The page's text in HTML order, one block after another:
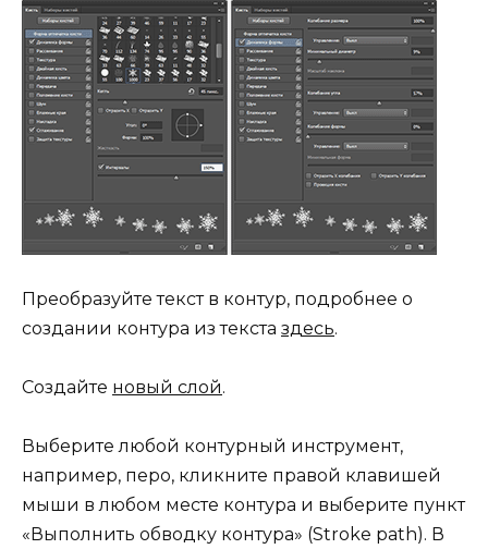
Преобразуйте текст в контур, подробнее о
создании контура из текста здесь.
Создайте новый слой.
Выберите любой контурный инструмент,
например, перо, кликните правой клавишей
мыши в любом месте контура и выберите пункт
«Выполнить обводку контура» (Stroke path). В